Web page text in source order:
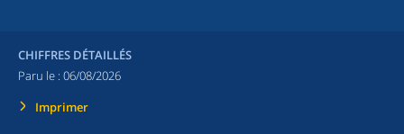
CHIFFRES DÉTAILLÉS
Paru le : 06/08/2026
Imprimer